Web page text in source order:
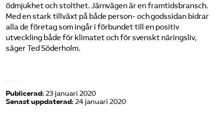
ödmjukhet och stolthet. Järnvägen är en framtidsbransch.
Med en stark tillväxt på både person- och godssidan bidrar
alla de företag som ingår i förbundet till en positiv
utveckling både för klimatet och för svenskt näringsliv,
säger Ted Söderholm.
Publicerad: 23 januari 2020
Senast uppdaterad: 24 januari 2020